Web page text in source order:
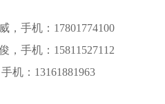
，手机：17801774100
，手机：15811527112
机：13161881963